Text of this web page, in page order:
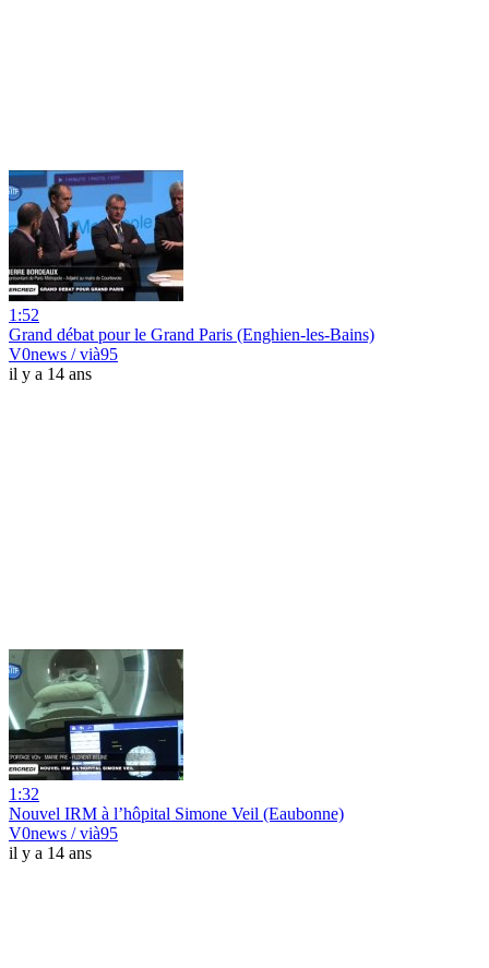
1:52
Grand débat pour le Grand Paris (Enghien-les-Bains)
V0news / vià95
il y a 14 ans
1:32
Nouvel IRM à l’hôpital Simone Veil (Eaubonne)
V0news / vià95
il y a 14 ans